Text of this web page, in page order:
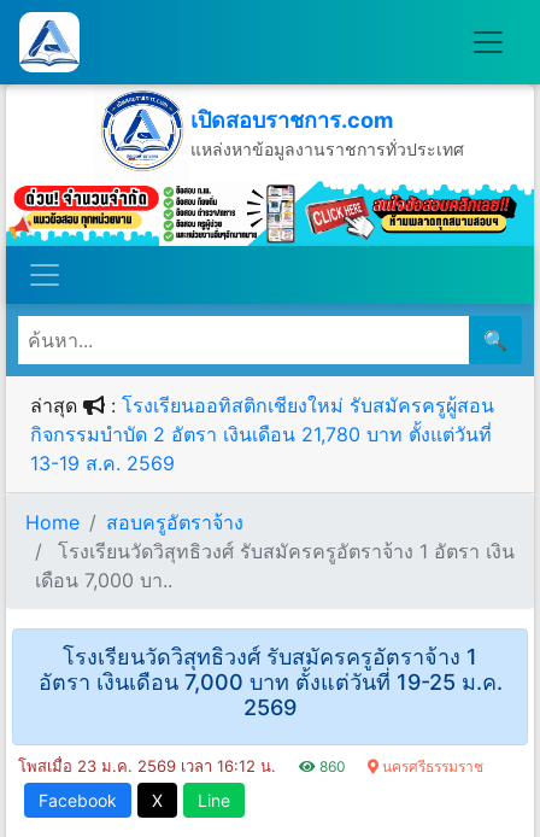
เปิดสอบราชการ.com
แหล่งหาข้อมูลงานราชการทั่วประเทศ
วันพฤหัสบดีที่ 6 เดือนสิงหาคม พ.ศ.2569
🔍
ล่าสุด : โรงเรียนออทิสติกเชียงใหม่ รับสมัครครูผู้สอน
กิจกรรมบำบัด 2 อัตรา เงินเดือน 21,780 บาท ตั้งแต่วันที่
13-19 ส.ค. 2569
Home
สอบครูอัตราจ้าง
โรงเรียนวัดวิสุทธิวงศ์ รับสมัครครูอัตราจ้าง 1 อัตรา เงิน
เดือน 7,000 บา..
โรงเรียนวัดวิสุทธิวงศ์ รับสมัครครูอัตราจ้าง 1
อัตรา เงินเดือน 7,000 บาท ตั้งแต่วันที่ 19-25 ม.ค.
2569
โพสเมื่อ 23 ม.ค. 2569 เวลา 16:12 น. 860 นครศรีธรรมราช
Facebook X Line